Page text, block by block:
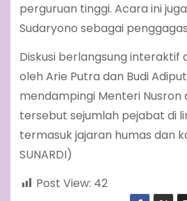
perguruan tinggi. Acara ini
Sudaryono sebagai
Diskusi berlangsung interaktif
oleh Arie Putra dan Budi
mendampingi Menteri Nusron
tersebut sejumlah pejabat di
termasuk jajaran humas dan
SUNARDI)
Post View: 42